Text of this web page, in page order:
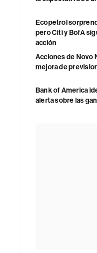
Ecopetrol
pero Citi y BofA
acción
Acciones de Novo
mejora de
Bank of America
alerta sobre las